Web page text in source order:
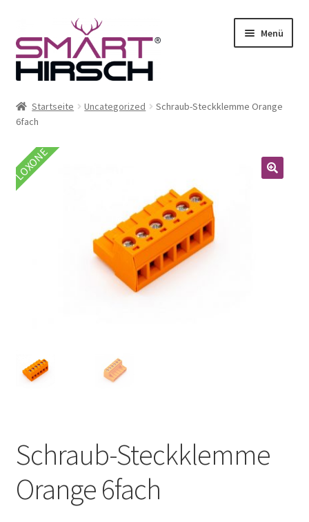
Menü
Startseite Uncategorized
Schraub-Steckklemme Orange
6fach
LOXONE
Schraub-Steckklemme
Orange 6fach